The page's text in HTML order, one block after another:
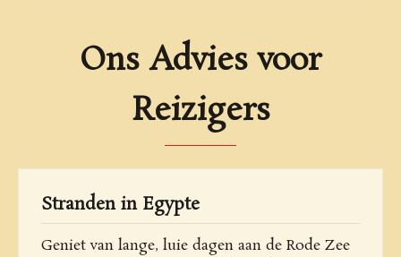
Ons Advies voor
Reizigers
Stranden in Egypte
Geniet van lange, luie dagen aan de Rode Zee